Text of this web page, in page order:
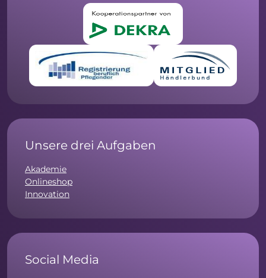
Unsere drei Aufgaben
Akademie
Onlineshop
Innovation
Social Media